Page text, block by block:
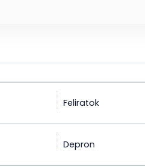
Feliratok
Depron